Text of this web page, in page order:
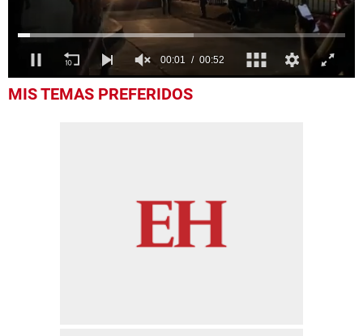
of
MIS TEMAS PREFERIDOS